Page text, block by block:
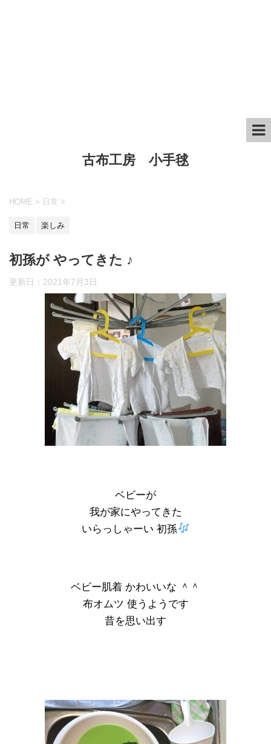
古布工房 小手毬
HOME > 日常 >
日常 楽しみ
初孫が やってきた ♪
更新日： 2021年7月3日
ベビーが
我が家にやってきた
いらっしゃーい 初孫
ベビー肌着 かわいいな ＾＾
布オムツ 使うようです
昔を思い出す